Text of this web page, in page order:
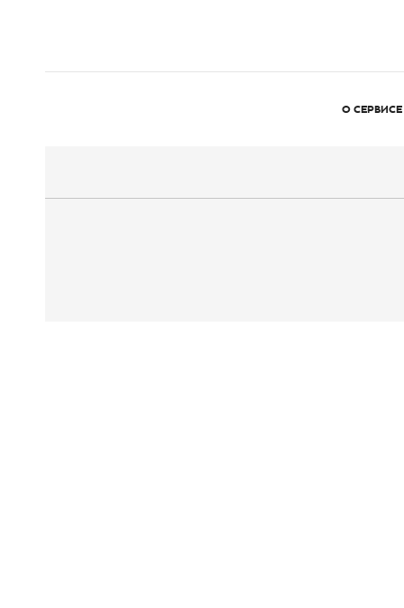
О СЕРВИСЕ